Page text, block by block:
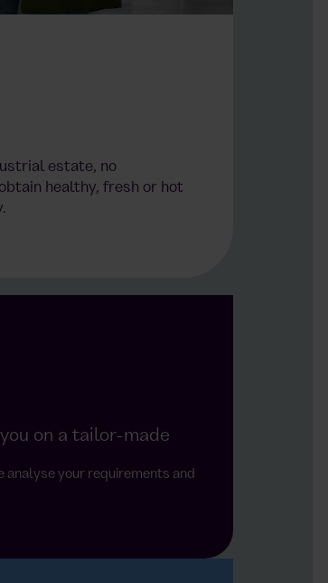
estate, no
healthy, fresh or hot
on a tailor-made
your requirements and